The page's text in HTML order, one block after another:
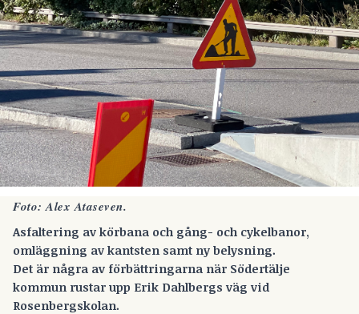
Foto: Alex Ataseven.
Asfaltering av körbana och gång- och cykelbanor,
omläggning av kantsten samt ny belysning.
Det är några av förbättringarna när Södertälje
kommun rustar upp Erik Dahlbergs väg vid
Rosenbergskolan.